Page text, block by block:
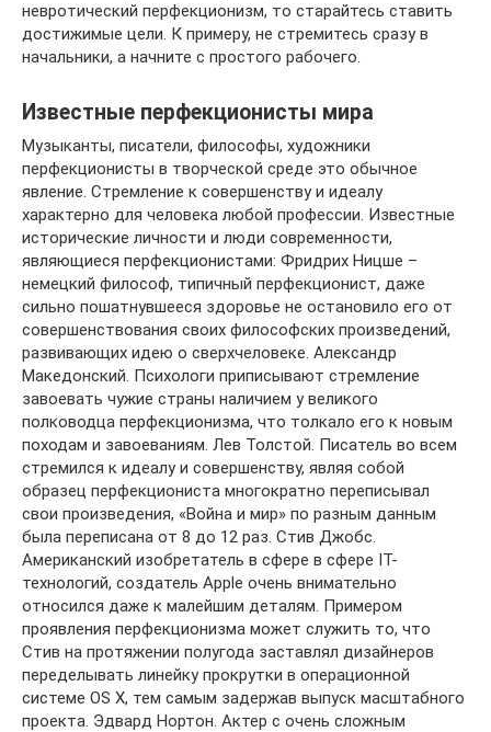
невротический перфекционизм, то старайтесь ставить
достижимые цели. К примеру, не стремитесь сразу в
начальники, а начните с простого рабочего.
Известные перфекционисты мира
Музыканты, писатели, философы, художники
перфекционисты в творческой среде это обычное
явление. Стремление к совершенству и идеалу
характерно для человека любой профессии. Известные
исторические личности и люди современности,
являющиеся перфекционистами: Фридрих Ницше –
немецкий философ, типичный перфекционист, даже
сильно пошатнувшееся здоровье не остановило его от
совершенствования своих философских произведений,
развивающих идею о сверхчеловеке. Александр
Македонский. Психологи приписывают стремление
завоевать чужие страны наличием у великого
полководца перфекционизма, что толкало его к новым
походам и завоеваниям. Лев Толстой. Писатель во всем
стремился к идеалу и совершенству, являя собой
образец перфекциониста многократно переписывал
свои произведения, «Война и мир» по разным данным
была переписана от 8 до 12 раз. Стив Джобс.
Американский изобретатель в сфере в сфере IT-
технологий, создатель Apple очень внимательно
относился даже к малейшим деталям. Примером
проявления перфекционизма может служить то, что
Стив на протяжении полугода заставлял дизайнеров
переделывать линейку прокрутки в операционной
системе ОS Х, тем самым задержав выпуск масштабного
проекта. Эдвард Нортон. Актер с очень сложным